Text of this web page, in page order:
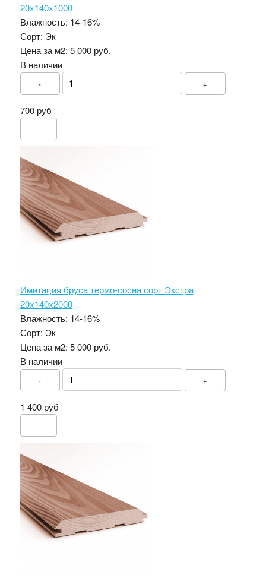
20х140х1000
Влажность: 14-16%
Сорт: Эк
Цена за м2: 5 000 руб.
В наличии
- +
700 руб
Имитация бруса термо-сосна сорт Экстра
20х140х2000
Влажность: 14-16%
Сорт: Эк
Цена за м2: 5 000 руб.
В наличии
- +
1 400 руб